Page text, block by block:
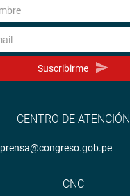
Suscribirme
CENTRO DE ATENCIÓN
prensa@congreso.gob.pe
CNC